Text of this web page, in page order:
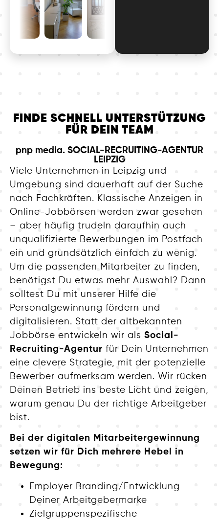
FINDE SCHNELL UNTERSTÜTZUNG
FÜR DEIN TEAM
pnp media. SOCIAL-RECRUITING-AGENTUR
LEIPZIG
Viele Unternehmen in Leipzig und
Umgebung sind dauerhaft auf der Suche
nach Fachkräften. Klassische Anzeigen in
Online-Jobbörsen werden zwar gesehen
– aber häufig trudeln daraufhin auch
unqualifizierte Bewerbungen im Postfach
ein und grundsätzlich einfach zu wenig.
Um die passenden Mitarbeiter zu finden,
benötigst Du etwas mehr Auswahl? Dann
solltest Du mit unserer Hilfe die
Personalgewinnung fördern und
digitalisieren. Statt der altbekannten
Jobbörse entwickeln wir als Social-
Recruiting-Agentur für Dein Unternehmen
eine clevere Strategie, mit der potenzielle
Bewerber aufmerksam werden. Wir rücken
Deinen Betrieb ins beste Licht und zeigen,
warum genau Du der richtige Arbeitgeber
bist.
Bei der digitalen Mitarbeitergewinnung
setzen wir für Dich mehrere Hebel in
Bewegung:
Employer Branding/Entwicklung
Deiner Arbeitgebermarke
Zielgruppenspezifische